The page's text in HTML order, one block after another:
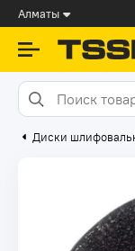
Алматы
Диски